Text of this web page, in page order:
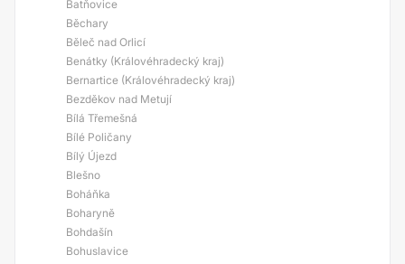
Batňovice
Běchary
Běleč nad Orlicí
Benátky (Královéhradecký kraj)
Bernartice (Královéhradecký kraj)
Bezděkov nad Metují
Bílá Třemešná
Bílé Poličany
Bílý Újezd
Blešno
Boháňka
Boharyně
Bohdašín
Bohuslavice